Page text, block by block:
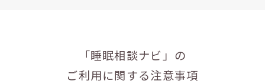
「睡眠相談ナビ」の
ご利用に関する注意事項